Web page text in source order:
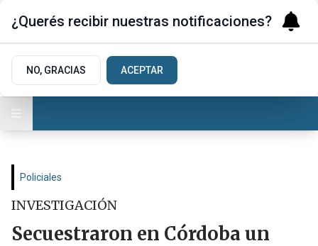
Policiales
INVESTIGACIÓN
Secuestraron en Córdoba un
¿Querés recibir nuestras notificaciones?
NO, GRACIAS ACEPTAR